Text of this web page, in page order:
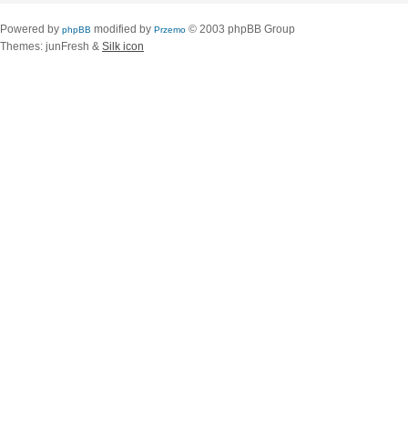
Powered by phpBB modified by Przemo © 2003 phpBB Group
Themes: junFresh & Silk icon